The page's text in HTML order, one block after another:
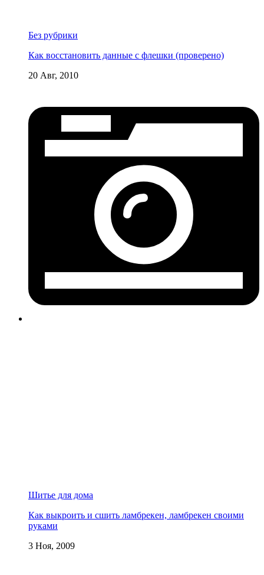
Без рубрики
Как восстановить данные с флешки (проверено)
20 Авг, 2010
Шитье для дома
Как выкроить и сшить ламбрекен, ламбрекен своими
руками
3 Ноя, 2009